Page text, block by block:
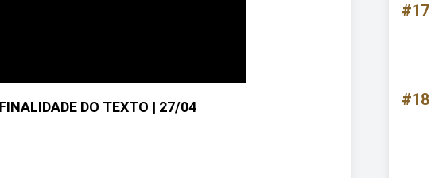
DO TEXTO | 27/04
#17
#18